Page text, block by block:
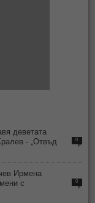
деветата
- „Отвъд
0
Ирмена
с
0